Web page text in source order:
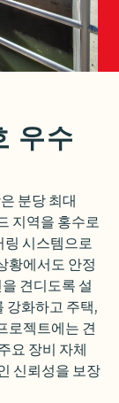
우수
분당 최대
지역을 홍수로
링 시스템으로
황에서도 안정
견디도록 설
강화하고 주택,
로젝트에는 견
요 장비 자체
신뢰성을 보장